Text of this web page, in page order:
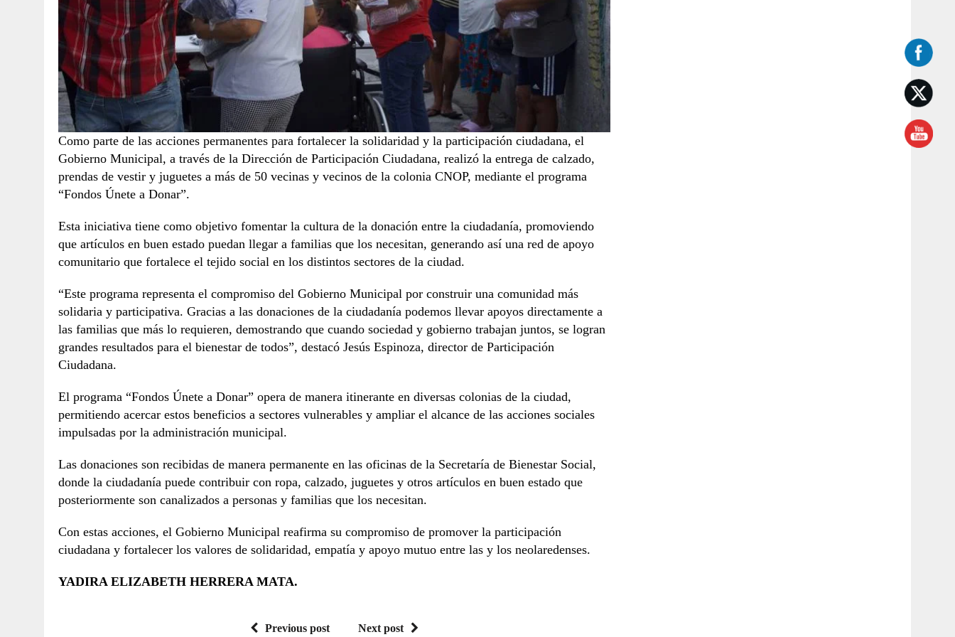
Como parte de las acciones permanentes para fortalecer la solidaridad y la participación ciudadana, el
Gobierno Municipal, a través de la Dirección de Participación Ciudadana, realizó la entrega de calzado,
prendas de vestir y juguetes a más de 50 vecinas y vecinos de la colonia CNOP, mediante el programa
“Fondos Únete a Donar”.
Esta iniciativa tiene como objetivo fomentar la cultura de la donación entre la ciudadanía, promoviendo
que artículos en buen estado puedan llegar a familias que los necesitan, generando así una red de apoyo
comunitario que fortalece el tejido social en los distintos sectores de la ciudad.
“Este programa representa el compromiso del Gobierno Municipal por construir una comunidad más
solidaria y participativa. Gracias a las donaciones de la ciudadanía podemos llevar apoyos directamente a
las familias que más lo requieren, demostrando que cuando sociedad y gobierno trabajan juntos, se logran
grandes resultados para el bienestar de todos”, destacó Jesús Espinoza, director de Participación
Ciudadana.
El programa “Fondos Únete a Donar” opera de manera itinerante en diversas colonias de la ciudad,
permitiendo acercar estos beneficios a sectores vulnerables y ampliar el alcance de las acciones sociales
impulsadas por la administración municipal.
Las donaciones son recibidas de manera permanente en las oficinas de la Secretaría de Bienestar Social,
donde la ciudadanía puede contribuir con ropa, calzado, juguetes y otros artículos en buen estado que
posteriormente son canalizados a personas y familias que los necesitan.
Con estas acciones, el Gobierno Municipal reafirma su compromiso de promover la participación
ciudadana y fortalecer los valores de solidaridad, empatía y apoyo mutuo entre las y los neolaredenses.
YADIRA ELIZABETH HERRERA MATA.
Previous post Next post